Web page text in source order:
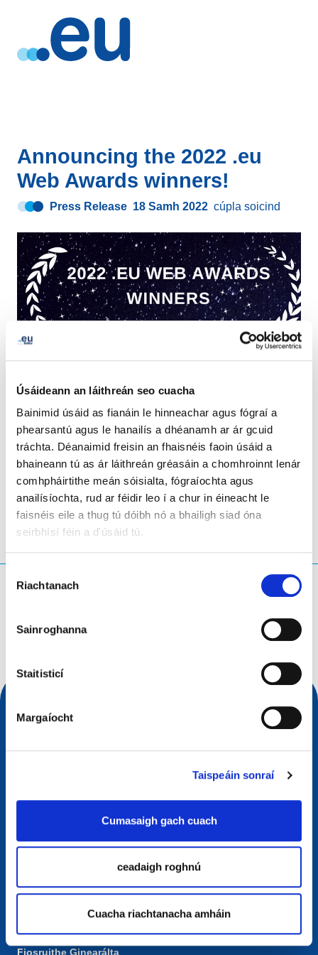
Úsáideann an láithreán seo cuacha
Bainimid úsáid as fianáin le hinneachar agus fógraí a
phearsantú agus le hanailís a dhéanamh ar ár gcuid
tráchta. Déanaimid freisin an fhaisnéis faoin úsáid a
bhaineann tú as ár láithreán gréasáin a chomhroinnt lenár
comhpháirtithe meán sóisialta, fógraíochta agus
anailísíochta, rud ar féidir leo í a chur in éineacht le
faisnéis eile a thug tú dóibh nó a bhailigh siad óna
seirbhísí féin a d'úsáid tú.
Toilithe
Riachtanach
Sainroghanna
Staitisticí
Margaíocht
Taispeáin sonraí
Cumasaigh gach cuach
ceadaigh roghnú
Cuacha riachtanacha amháin
Announcing the 2022 .eu
Web Awards winners!
Press Release 18 Samh 2022 cúpla soicind
Roinn trí LinkedInTwitterFacebook
Cad atá á chuardach agat?
Telecomlaan 9/7
, Belgium
Fiosruithe Ginearálta